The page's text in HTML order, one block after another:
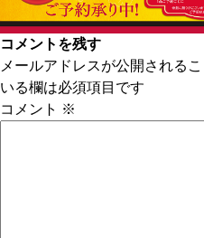
コメントを残す
メールアドレスが公開されるこ
いる欄は必須項目です
コメント ※